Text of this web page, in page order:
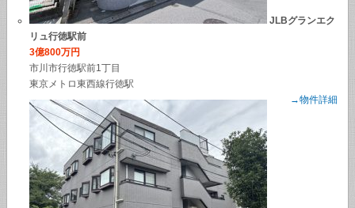
JLBグランエク
リュ行徳駅前
3億800万円
市川市行徳駅前1丁目
東京メトロ東西線行徳駅
→物件詳細